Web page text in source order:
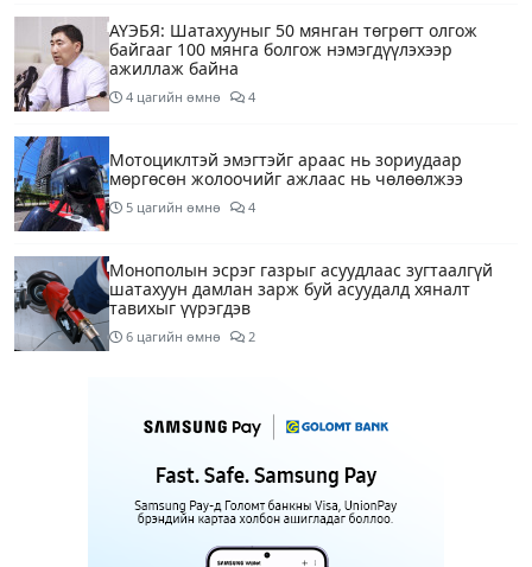
АҮЭБЯ: Шатахууныг 50 мянган төгрөгт олгож
байгааг 100 мянга болгож нэмэгдүүлэхээр
ажиллаж байна
4 цагийн өмнө 4
Мотоциклтэй эмэгтэйг араас нь зориудаар
мөргөсөн жолоочийг ажлаас нь чөлөөлжээ
5 цагийн өмнө 4
Монополын эсрэг газрыг асуудлаас зугтаалгүй
шатахуун дамлан зарж буй асуудалд хяналт
тавихыг үүрэгдэв
6 цагийн өмнө 2
настай охиныг 7 дахь өдрөө хайж байна
АҮЭБЯ: Тэгш, сондгойг мөрдөөгүй 7 ШТС-д
торгууль ногдуулах, тусгай зөвшөөрлийг нь
цуцлах хүртэл арга хэмжээ авахыг сануулав